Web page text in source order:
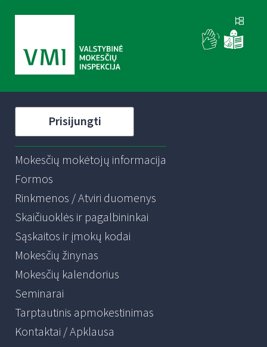
Prisijungti
Mokesčių mokėtojų informacija
Formos
Rinkmenos / Atviri duomenys
Skaičiuoklės ir pagalbininkai
Sąskaitos ir įmokų kodai
Mokesčių žinynas
Mokesčių kalendorius
Seminarai
Tarptautinis apmokestinimas
Kontaktai / Apklausa